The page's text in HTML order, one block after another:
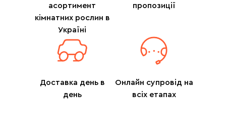
асортимент
кімнатних рослин в
Україні
пропозиції
Доставка день в
день
Онлайн супровід на
всіх етапах